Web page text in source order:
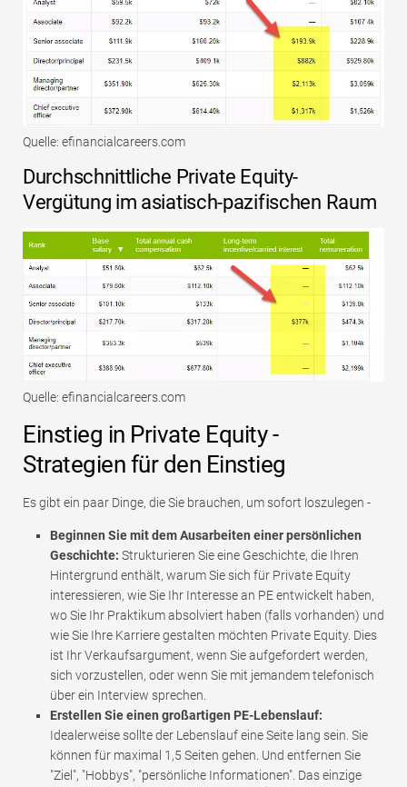
Quelle: efinancialcareers.com
Durchschnittliche Private Equity-
Vergütung im asiatisch-pazifischen Raum
Quelle: efinancialcareers.com
Einstieg in Private Equity -
Strategien für den Einstieg
Es gibt ein paar Dinge, die Sie brauchen, um sofort loszulegen -
Beginnen Sie mit dem Ausarbeiten einer persönlichen
Geschichte: Strukturieren Sie eine Geschichte, die Ihren
Hintergrund enthält, warum Sie sich für Private Equity
interessieren, wie Sie Ihr Interesse an PE entwickelt haben,
wo Sie Ihr Praktikum absolviert haben (falls vorhanden) und
wie Sie Ihre Karriere gestalten möchten Private Equity. Dies
ist Ihr Verkaufsargument, wenn Sie aufgefordert werden,
sich vorzustellen, oder wenn Sie mit jemandem telefonisch
über ein Interview sprechen.
Erstellen Sie einen großartigen PE-Lebenslauf:
Idealerweise sollte der Lebenslauf eine Seite lang sein. Sie
können für maximal 1,5 Seiten gehen. Und entfernen Sie
"Ziel", "Hobbys", "persönliche Informationen". Das einzige